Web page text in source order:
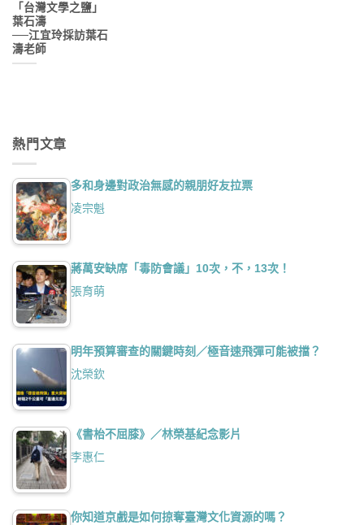
「台灣文學之鹽」
葉石濤
──江宜玲採訪葉石
濤老師
熱門文章
多和身邊對政治無感的親朋好友拉票
凌宗魁
蔣萬安缺席「毒防會議」10次，不，13次！
張育萌
明年預算審查的關鍵時刻／極音速飛彈可能被擋？
沈榮欽
《書枱不屈膝》／林榮基紀念影片
李惠仁
你知道京戲是如何掠奪臺灣文化資源的嗎？